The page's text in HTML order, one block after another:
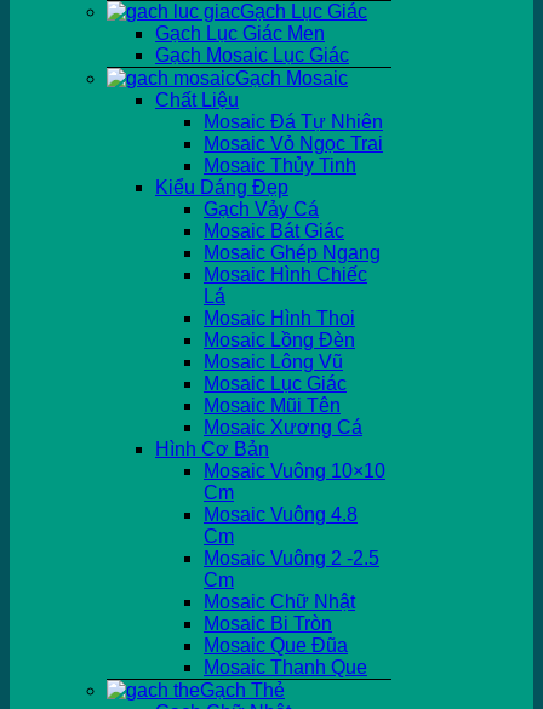
Gạch Lục Giác
Gạch Lục Giác Men
Gạch Mosaic Lục Giác
Gạch Mosaic
Chất Liệu
Mosaic Đá Tự Nhiên
Mosaic Vỏ Ngọc Trai
Mosaic Thủy Tinh
Kiểu Dáng Đẹp
Gạch Vảy Cá
Mosaic Bát Giác
Mosaic Ghép Ngang
Mosaic Hình Chiếc
Lá
Mosaic Hình Thoi
Mosaic Lồng Đèn
Mosaic Lông Vũ
Mosaic Lục Giác
Mosaic Mũi Tên
Mosaic Xương Cá
Hình Cơ Bản
Mosaic Vuông 10×10
Cm
Mosaic Vuông 4.8
Cm
Mosaic Vuông 2 -2.5
Cm
Mosaic Chữ Nhật
Mosaic Bi Tròn
Mosaic Que Đũa
Mosaic Thanh Que
Gạch Thẻ